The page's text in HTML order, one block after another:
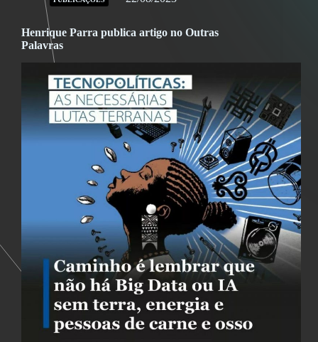
Henrique Parra publica artigo no Outras
Palavras